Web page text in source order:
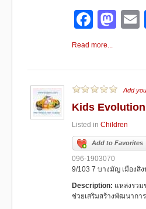
F
a
e
b
o
o
k
M
o
d
o
n
Read more...
Add
Kids Evolution
Listed in Children
Add to Favorites
096-1903070
9/103 7 บางมัญ เมืองสิ
Description: แหล่งรวม
ช่วยเสริมสร้างพัฒนากา